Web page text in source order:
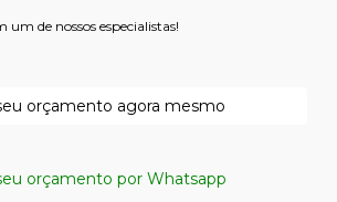
de nossos especialistas!
orçamento agora mesmo
orçamento por Whatsapp